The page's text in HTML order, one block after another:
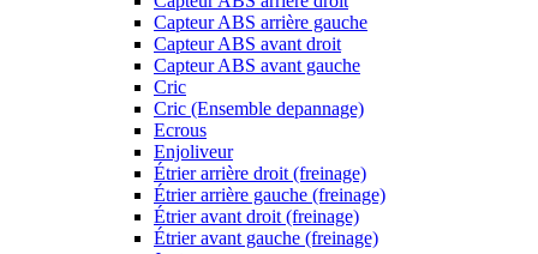
Capteur ABS arrière gauche
Capteur ABS avant droit
Capteur ABS avant gauche
Cric
Cric (Ensemble depannage)
Ecrous
Enjoliveur
Étrier arrière droit (freinage)
Étrier arrière gauche (freinage)
Étrier avant droit (freinage)
Étrier avant gauche (freinage)